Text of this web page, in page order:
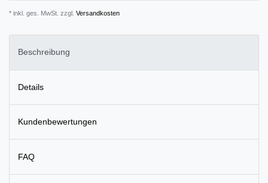
* inkl. ges. MwSt. zzgl. Versandkosten
Beschreibung
Details
Kundenbewertungen
FAQ